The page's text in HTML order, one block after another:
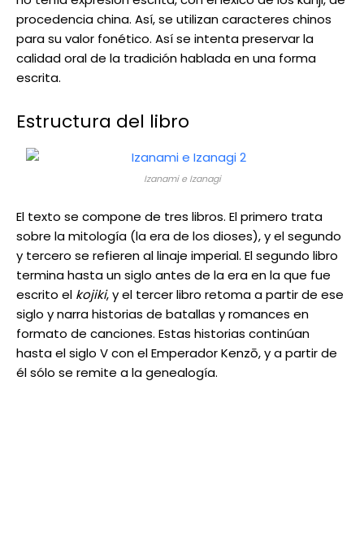
procedencia china. Así, se utilizan caracteres chinos
para su valor fonético. Así se intenta preservar la
calidad oral de la tradición hablada en una forma
escrita.
Estructura del libro
Izanami e Izanagi
El texto se compone de tres libros. El primero trata
sobre la mitología (la era de los dioses), y el segundo
y tercero se refieren al linaje imperial. El segundo libro
termina hasta un siglo antes de la era en la que fue
escrito el kojiki, y el tercer libro retoma a partir de ese
siglo y narra historias de batallas y romances en
formato de canciones. Estas historias continúan
hasta el siglo V con el Emperador Kenzō, y a partir de
él sólo se remite a la genealogía.